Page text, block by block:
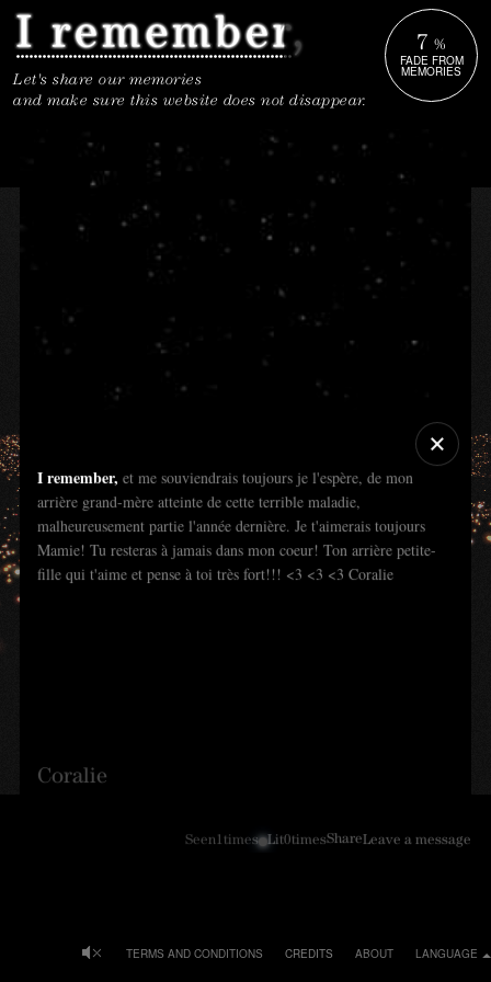
I remember, et me souviendrais toujours je l'espère, de mon
arrière grand-mère atteinte de cette terrible maladie,
malheureusement partie l'année dernière. Je t'aimerais toujours
Mamie! Tu resteras à jamais dans mon coeur! Ton arrière petite-
fille qui t'aime et pense à toi très fort!!! <3 <3 <3 Coralie
Coralie
Seen1times Lit0timesShareLeave a message
Let's share our memories
and make sure this website does not disappear.
7 %
FADE FROM
MEMORIES
LANGUAGE
ABOUT
CREDITS
TERMS AND CONDITIONS